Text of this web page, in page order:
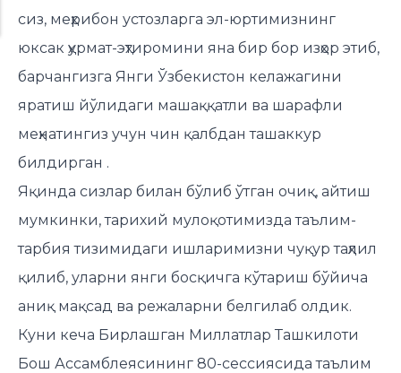
сиз, меҳрибон устозларга эл-юртимизнинг
юксак ҳурмат-эҳтиромини яна бир бор изҳор этиб,
барчангизга Янги Ўзбекистон келажагини
яратиш йўлидаги машаққатли ва шарафли
меҳнатингиз учун чин қалбдан ташаккур
билдирган .
Яқинда сизлар билан бўлиб ўтган очиқ, айтиш
мумкинки, тарихий мулоқотимизда таълим-
тарбия тизимидаги ишларимизни чуқур таҳлил
қилиб, уларни янги босқичга кўтариш бўйича
аниқ мақсад ва режаларни белгилаб олдик.
Куни кеча Бирлашган Миллатлар Ташкилоти
Бош Ассамблеясининг 80-сессиясида таълим